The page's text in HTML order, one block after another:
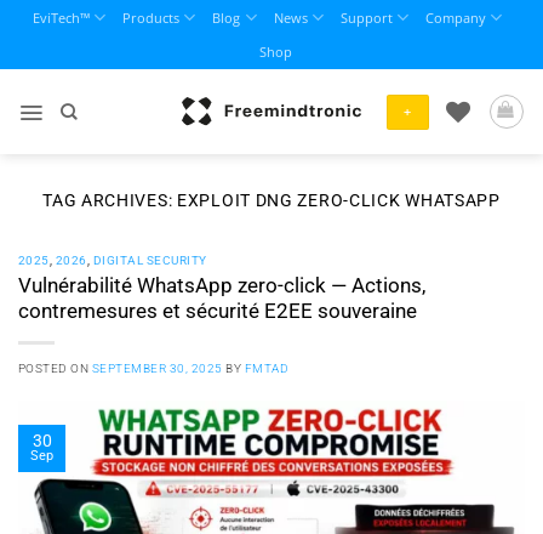
content
EviTech™ Products Blog News Support
Company
Shop
+
TAG ARCHIVES: EXPLOIT DNG ZERO-CLICK WHATSAPP
2025 2026 DIGITAL SECURITY
Vulnérabilité WhatsApp zero-click — Actions,
contremesures et sécurité E2EE souveraine
POSTED ON SEPTEMBER 30, 2025 BY FMTAD
30
Sep